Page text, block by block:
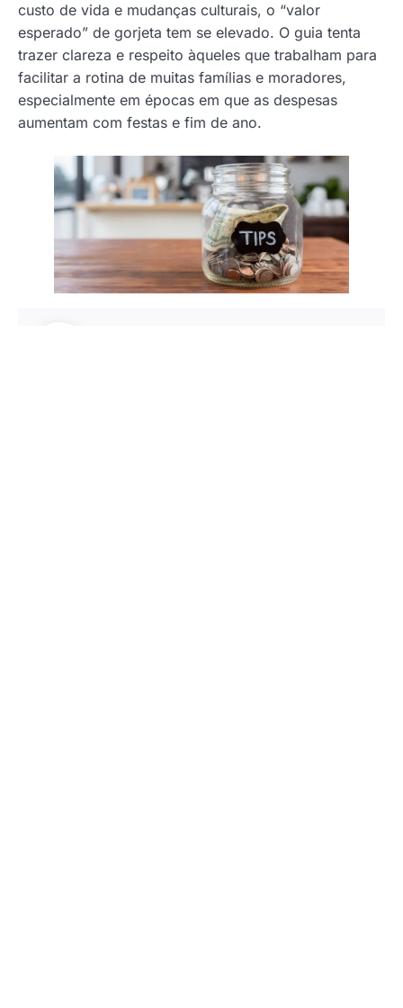
custo de vida e mudanças culturais, o “valor
esperado” de gorjeta tem se elevado. O guia tenta
trazer clareza e respeito àqueles que trabalham para
facilitar a rotina de muitas famílias e moradores,
especialmente em épocas em que as despesas
aumentam com festas e fim de ano.